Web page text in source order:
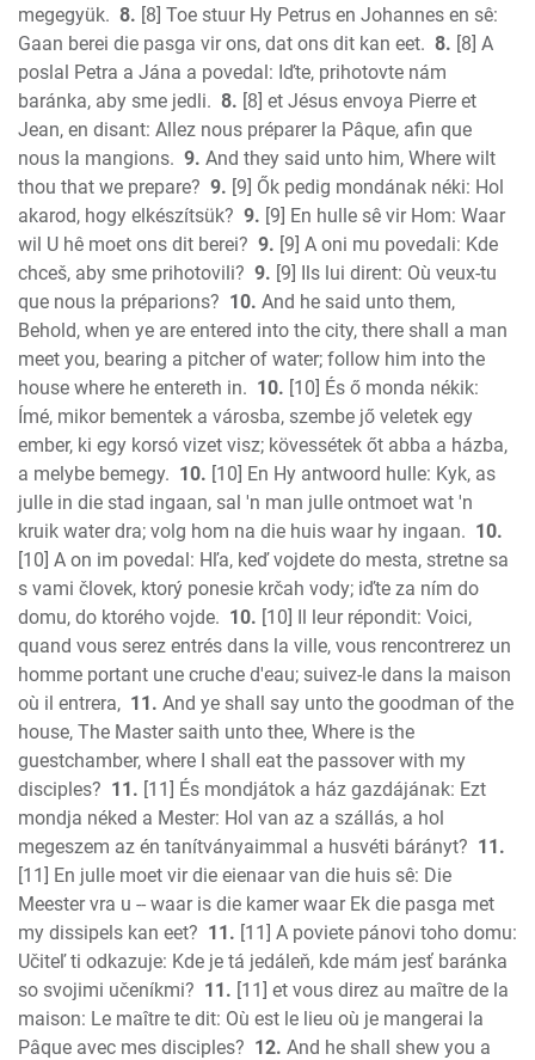
3 John
Jude
Revelation
megegyük. 8. [8] Toe stuur Hy Petrus en Johannes en sê:
Gaan berei die pasga vir ons, dat ons dit kan eet. 8. [8] A
poslal Petra a Jána a povedal: Iďte, prihotovte nám
baránka, aby sme jedli. 8. [8] et Jésus envoya Pierre et
Jean, en disant: Allez nous préparer la Pâque, afin que
nous la mangions. 9. And they said unto him, Where wilt
thou that we prepare? 9. [9] Ők pedig mondának néki: Hol
akarod, hogy elkészítsük? 9. [9] En hulle sê vir Hom: Waar
wil U hê moet ons dit berei? 9. [9] A oni mu povedali: Kde
chceš, aby sme prihotovili? 9. [9] Ils lui dirent: Où veux-tu
que nous la préparions? 10. And he said unto them,
Behold, when ye are entered into the city, there shall a man
meet you, bearing a pitcher of water; follow him into the
house where he entereth in. 10. [10] És ő monda nékik:
Ímé, mikor bementek a városba, szembe jő veletek egy
ember, ki egy korsó vizet visz; kövessétek őt abba a házba,
a melybe bemegy. 10. [10] En Hy antwoord hulle: Kyk, as
julle in die stad ingaan, sal 'n man julle ontmoet wat 'n
kruik water dra; volg hom na die huis waar hy ingaan. 10.
[10] A on im povedal: Hľa, keď vojdete do mesta, stretne sa
s vami človek, ktorý ponesie krčah vody; iďte za ním do
domu, do ktorého vojde. 10. [10] Il leur répondit: Voici,
quand vous serez entrés dans la ville, vous rencontrerez un
homme portant une cruche d'eau; suivez-le dans la maison
où il entrera, 11. And ye shall say unto the goodman of the
house, The Master saith unto thee, Where is the
guestchamber, where I shall eat the passover with my
disciples? 11. [11] És mondjátok a ház gazdájának: Ezt
mondja néked a Mester: Hol van az a szállás, a hol
megeszem az én tanítványaimmal a husvéti bárányt? 11.
[11] En julle moet vir die eienaar van die huis sê: Die
Meester vra u -- waar is die kamer waar Ek die pasga met
my dissipels kan eet? 11. [11] A poviete pánovi toho domu:
Učiteľ ti odkazuje: Kde je tá jedáleň, kde mám jesť baránka
so svojimi učeníkmi? 11. [11] et vous direz au maître de la
maison: Le maître te dit: Où est le lieu où je mangerai la
Pâque avec mes disciples? 12. And he shall shew you a